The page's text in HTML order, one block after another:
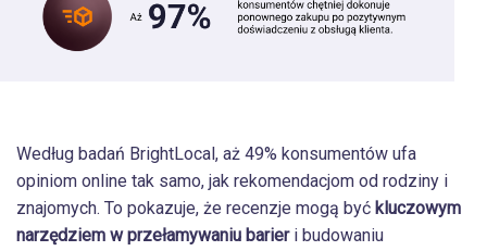
Według badań BrightLocal, aż 49% konsumentów ufa
opiniom online tak samo, jak rekomendacjom od rodziny i
znajomych. To pokazuje, że recenzje mogą być kluczowym
narzędziem w przełamywaniu barieri budowaniu